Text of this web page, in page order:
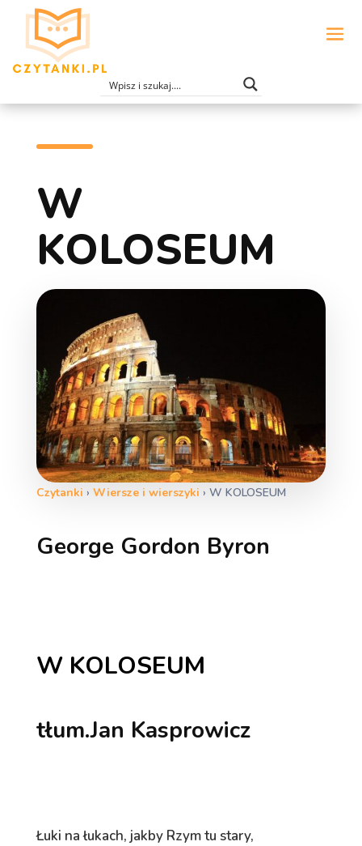
W
KOLOSEUM
Czytanki › Wiersze i wierszyki › W KOLOSEUM
George Gordon Byron
W KOLOSEUM
tłum.Jan Kasprowicz
Łuki na łukach, jakby Rzym tu stary,